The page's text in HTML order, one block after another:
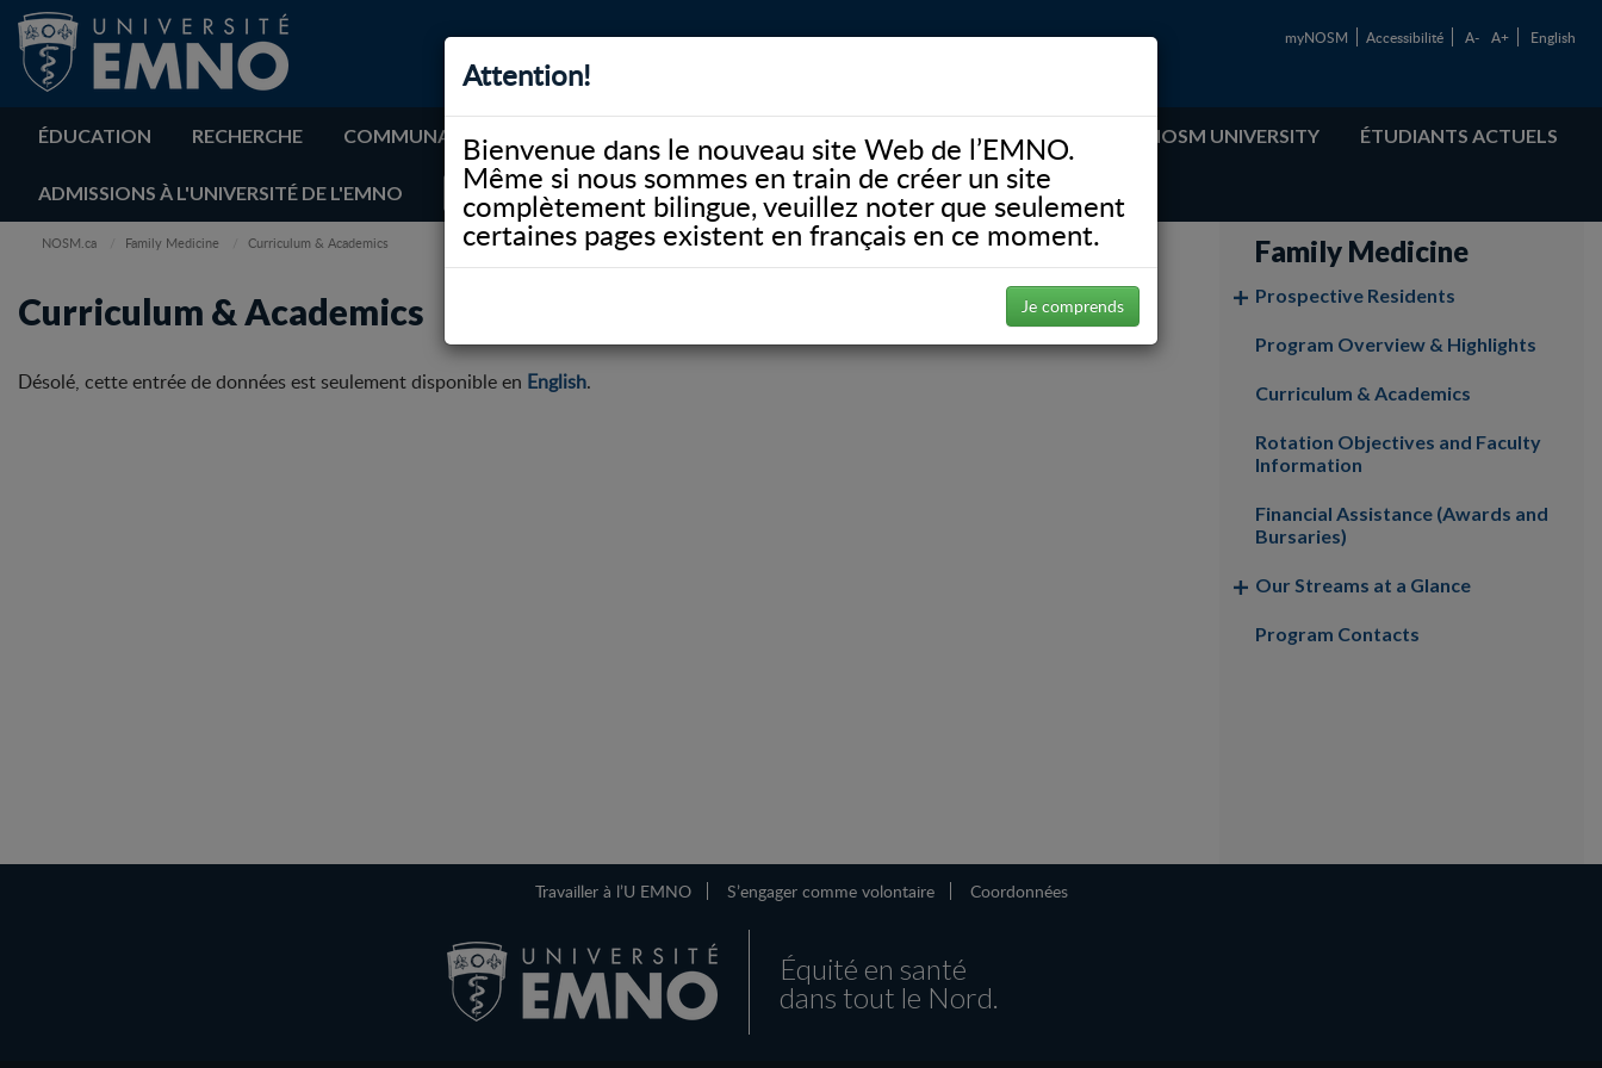
Attention!
Bienvenue dans le nouveau site Web de l’EMNO.
Même si nous sommes en train de créer un site
complètement bilingue, veuillez noter que seulement
certaines pages existent en français en ce moment.
Je comprends
myNOSM Accessibilité A- A+ English
ÉDUCATION RECHERCHE COMMUNAUTÉ BIBLIOTHÈQUE FACULTÉ DONATE ABOUT NOSM UNIVERSITY ÉTUDIANTS ACTUELS
ADMISSIONS À L'UNIVERSITÉ DE L'EMNO
NOSM.ca Family Medicine Curriculum & Academics
Curriculum & Academics
Désolé, cette entrée de données est seulement disponible en English.
Family Medicine
Prospective Residents
Program Overview & Highlights
Curriculum & Academics
Rotation Objectives and Faculty
Information
Financial Assistance (Awards and
Bursaries)
Our Streams at a Glance
Program Contacts
Travailler à l’U EMNO S’engager comme volontaire Coordonnées
Équité en santé
dans tout le Nord.